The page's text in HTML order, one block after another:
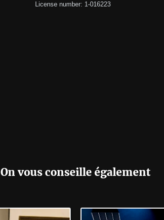
License number: 1-016223
On vous conseille également